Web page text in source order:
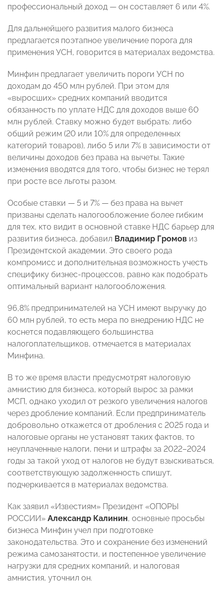
профессиональный доход — он составляет 6 или 4%.
Для дальнейшего развития малого бизнеса
предлагается поэтапное увеличение порога для
применения УСН, говорится в материалах ведомства.
Минфин предлагает увеличить пороги УСН по
доходам до 450 млн рублей. При этом для
«выросших» средних компаний вводится
обязанность по уплате НДС для доходов выше 60
млн рублей. Ставку можно будет выбрать: либо
общий режим (20 или 10% для определенных
категорий товаров), либо 5 или 7% в зависимости от
величины доходов без права на вычеты. Такие
изменения вводятся для того, чтобы бизнес не терял
при росте все льготы разом.
Особые ставки — 5 и 7% — без права на вычет
призваны сделать налогообложение более гибким
для тех, кто видит в основной ставке НДС барьер для
развития бизнеса, добавил Владимир Громов из
Президентской академии. Это своего рода
компромисс и дополнительная возможность учесть
специфику бизнес-процессов, равно как подобрать
оптимальный вариант налогообложения.
96,8% предпринимателей на УСН имеют выручку до
60 млн рублей, то есть мера по внедрению НДС не
коснется подавляющего большинства
налогоплательщиков, отмечается в материалах
Минфина.
В то же время власти предусмотрят налоговую
амнистию для бизнеса, который вырос за рамки
МСП, однако уходил от резкого увеличения налогов
через дробление компаний. Если предприниматель
добровольно откажется от дробления с 2025 года и
налоговые органы не установят таких фактов, то
неуплаченные налоги, пени и штрафы за 2022–2024
годы за такой уход от налогов не будут взыскиваться,
соответствующую задолженность спишут,
подчеркивается в материалах ведомства.
Как заявил «Известиям» Президент «ОПОРЫ
РОССИИ» Александр Калинин, основные просьбы
бизнеса Минфин учел при подготовке
законодательства. Это и сохранение без изменений
режима самозанятости, и постепенное увеличение
нагрузки для средних компаний, и налоговая
амнистия, уточнил он.